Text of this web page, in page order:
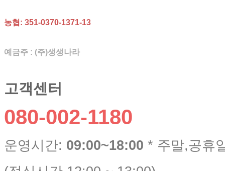
농협: 351-0370-1371-13
예금주 : (주)생생나라
고객센터
080-002-1180
운영시간: 09:00~18:00 * 주말,공휴